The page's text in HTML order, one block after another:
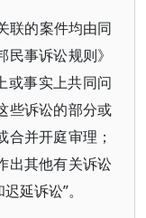
联的案件均由同
事诉讼规则》
或事实上共同问
些诉讼的部分或
并开庭审理；
出其他有关诉讼
延诉讼”。